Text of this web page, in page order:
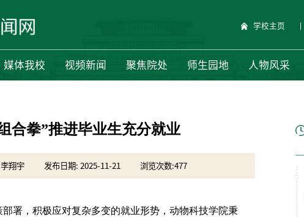
学校主页
媒体我校 视频新闻 聚焦院处 师生园地 人物风采
合拳”推进毕业生充分就业
翔宇 发布日期: 2025-11-21 浏览次数:477
署，积极应对复杂多变的就业形势，动物科技学院秉